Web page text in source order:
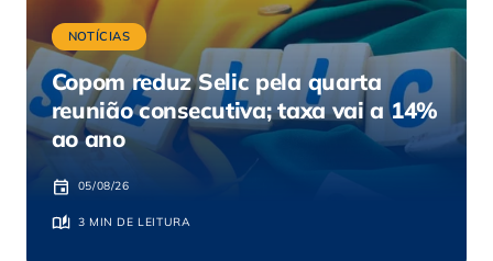
NOTÍCIAS
Copom reduz Selic pela quarta
reunião consecutiva; taxa vai a 14%
ao ano
05/08/26
3 MIN DE LEITURA